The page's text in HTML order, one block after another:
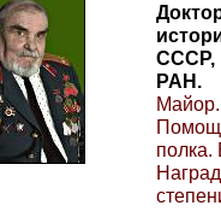
СССР,
РАН.